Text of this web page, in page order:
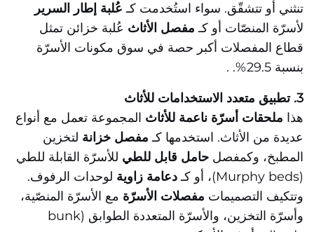
تنثني أو تتشقّق. سواء استُخدمت كـ عُلبة إطار السرير
لأسرّة المنصّات أو كـ مفصل الأثاث عُلبة خزائن تمثل
قطاع المفصلات أكبر حصة في سوق مكونات الأسرّة
بنسبة 29.5%.
.
3. تطبيق متعدد الاستخدامات للأثاث
هذا ملحقات أسرّة ناعمة للأثاث المجموعة تعمل مع أنواع
عديدة من الأثاث. استخدمها كـ مفصل خزانة لتخزين
المطبخ، وكمفصل حامل قابل للطي للأسرّة القابلة للطي
(Murphy beds)، أو كـ
دعامة زاوية لوحدات الرفوف.
وتتكيف التصميمات مفصلات الأسرّة مع الأسرّة المنصّية،
وأسرّة التخزين، والأسرّة المتعددة الطوابق (bunk